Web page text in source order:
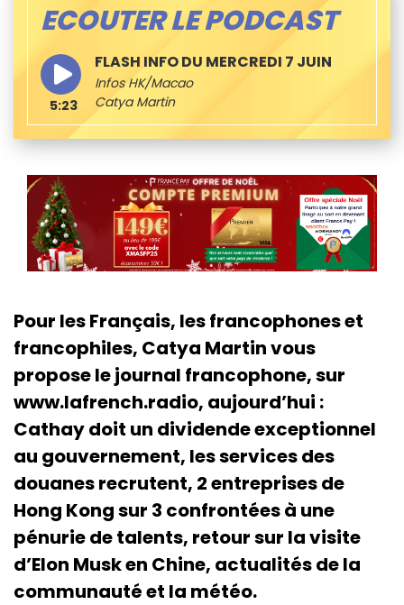
ECOUTER LE PODCAST
FLASH INFO DU MERCREDI 7 JUIN
Infos HK/Macao
Catya Martin
5:23
Pour les Français, les francophones et
francophiles, Catya Martin vous
propose le journal francophone, sur
www.lafrench.radio, aujourd’hui :
Cathay doit un dividende exceptionnel
au gouvernement, les services des
douanes recrutent, 2 entreprises de
Hong Kong sur 3 confrontées à une
pénurie de talents, retour sur la visite
d’Elon Musk en Chine, actualités de la
communauté et la météo.